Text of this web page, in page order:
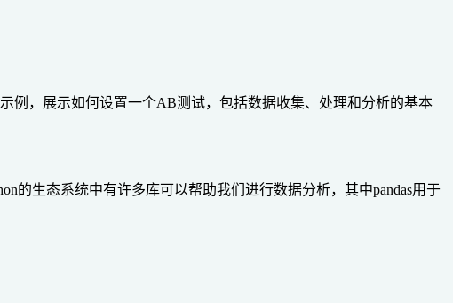
例，展示如何设置一个AB测试，包括数据收集、处理和分析的基本
的生态系统中有许多库可以帮助我们进行数据分析，其中pandas用于